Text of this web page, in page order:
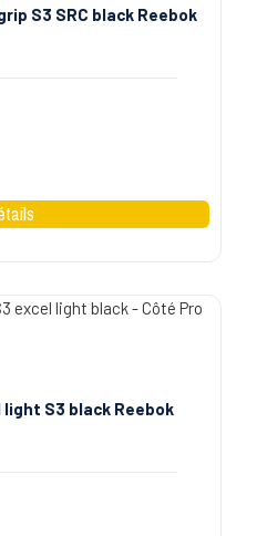
S3 SRC black Reebok
S3 black Reebok